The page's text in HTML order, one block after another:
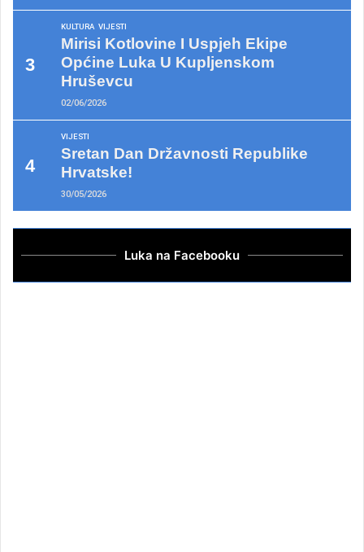
KULTURA VIJESTI
Mirisi Kotlovine I Uspjeh Ekipe
Općine Luka U Kupljenskom
Hruševcu
02/06/2026
VIJESTI
Sretan Dan Državnosti Republike
Hrvatske!
30/05/2026
Luka na Facebooku